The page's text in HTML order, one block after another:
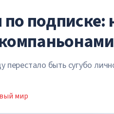
подписке:
перестало быть сугубо
мир